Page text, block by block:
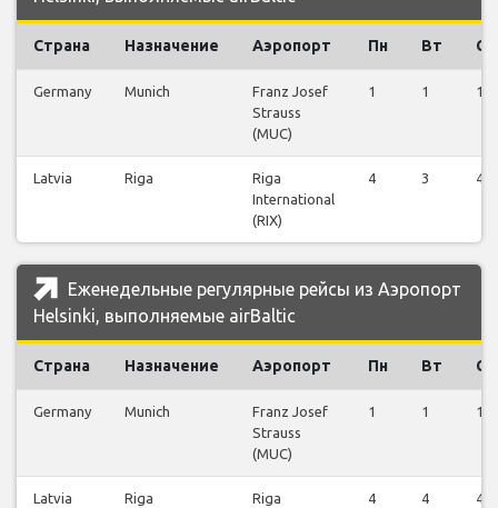
Страна Назначение Аэропорт Пн Вт Ср
Germany Munich
Franz Josef
Strauss
(MUC)
1 1 1
Latvia Riga
Riga
International
(RIX)
4 3 4
Еженедельные регулярные рейсы из Аэропорт
Helsinki, выполняемые airBaltic
Страна Назначение Аэропорт Пн Вт Ср
Germany Munich
Franz Josef
Strauss
(MUC)
1 1 1
Latvia Riga
Riga
4 4 4